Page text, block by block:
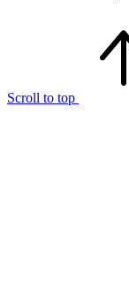
Scroll to top